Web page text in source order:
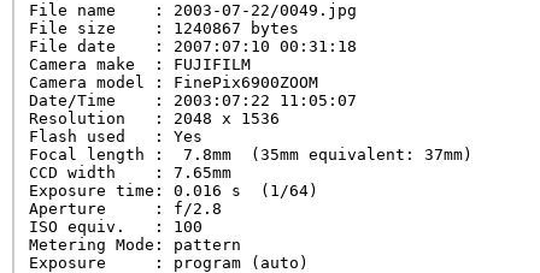
File name    : 2003-07-22/0049.jpg
File size    : 1240867 bytes
File date    : 2007:07:10 00:31:18
Camera make  : FUJIFILM
Camera model : FinePix6900ZOOM
Date/Time    : 2003:07:22 11:05:07
Resolution   : 2048 x 1536
Flash used   : Yes
Focal length :  7.8mm  (35mm equivalent: 37mm)
CCD width    : 7.65mm
Exposure time: 0.016 s  (1/64)
Aperture     : f/2.8
ISO equiv.   : 100
Metering Mode: pattern
Exposure     : program (auto)